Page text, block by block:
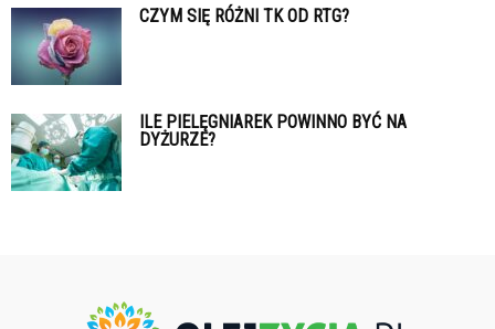
CZYM SIĘ RÓŻNI TK OD RTG?
ILE PIELĘGNIAREK POWINNO BYĆ NA
DYŻURZE?